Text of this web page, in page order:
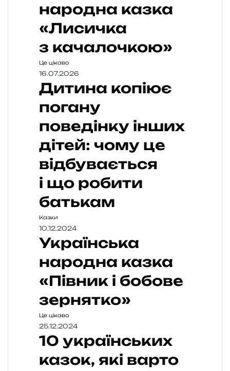
народна казка
«Лисичка
з качалочкою»
Це цікаво
16.07.2026
Дитина копіює
погану
поведінку інших
дітей: чому це
відбувається
і що робити
батькам
Казки
10.12.2024
Українська
народна казка
«Півник і бобове
зернятко»
Це цікаво
25.12.2024
10 українських
казок, які варто